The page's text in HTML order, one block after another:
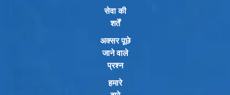
सेवा की
शर्तें
अक्सर पूछे
जाने वाले
प्रश्न
हमारे